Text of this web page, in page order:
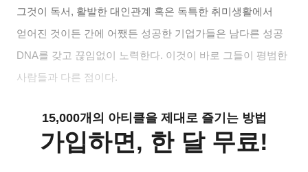
그것이 독서 , 활발한 대인관계 혹은 독특한 취미생활에서
얻어진 것이든 간에 어쨌든 성공한 기업가들은 남다른 성공
DNA를 갖고 끊임없이 노력한다. 이것이 바로 그들이 평범한
사람들과 다른 점이다.
15,000개의 아티클을 제대로 즐기는 방법
가입하면, 한 달 무료!